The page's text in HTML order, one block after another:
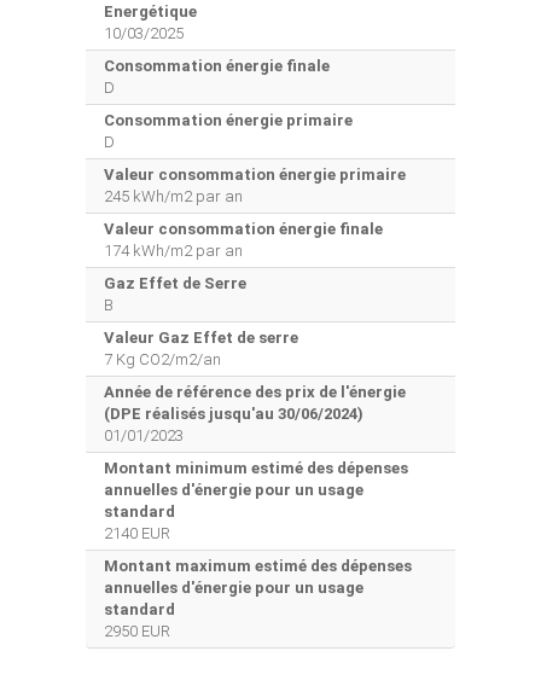
Energétique
10/03/2025
Consommation énergie finale
D
Consommation énergie primaire
D
Valeur consommation énergie primaire
245 kWh/m2 par an
Valeur consommation énergie finale
174 kWh/m2 par an
Gaz Effet de Serre
B
Valeur Gaz Effet de serre
7 Kg CO2/m2/an
Année de référence des prix de l'énergie
(DPE réalisés jusqu'au 30/06/2024)
01/01/2023
Montant minimum estimé des dépenses
annuelles d'énergie pour un usage
standard
2140 EUR
Montant maximum estimé des dépenses
annuelles d'énergie pour un usage
standard
2950 EUR